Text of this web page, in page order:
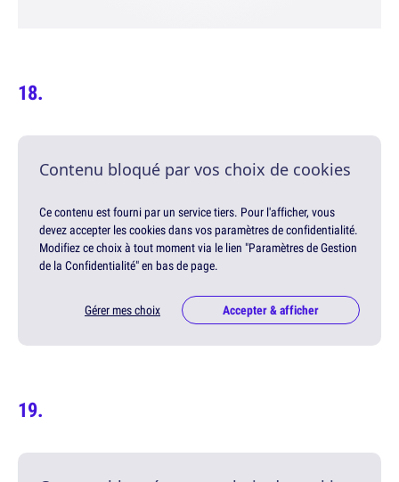
Contenu bloqué par vos choix de cookies
Ce contenu est fourni par un service tiers. Pour l'afficher, vous
devez accepter les cookies dans vos paramètres de confidentialité.
Modifiez ce choix à tout moment via le lien "Paramètres de Gestion
de la Confidentialité" en bas de page.
Gérer mes choix Accepter & afficher